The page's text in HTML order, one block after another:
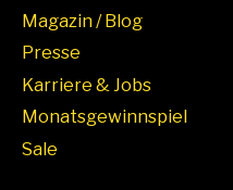
Magazin / Blog
Presse
Karriere & Jobs
Monatsgewinnspiel
Sale